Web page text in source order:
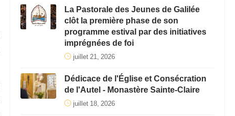
La Pastorale des Jeunes de Galilée
clôt la première phase de son
programme estival par des initiatives
imprégnées de foi
juillet 21, 2026
Dédicace de l'Église et Consécration
de l'Autel - Monastère Sainte-Claire
juillet 18, 2026